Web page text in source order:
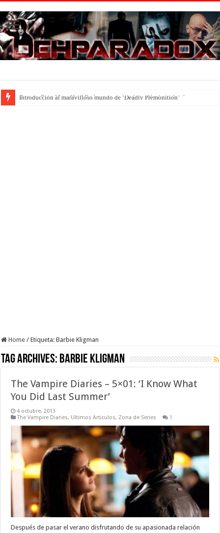
Introducción al maravilloso mundo de ‘Deadly Premonition’
Home / Etiqueta:Barbie Kligman
Tag Archives: Barbie Kligman
The Vampire Diaries – 5×01: ‘I Know What
You Did Last Summer’
4 octubre, 2013
The Vampire Diaries, Ultimos Articulos, Zona de Series 1
Después de pasar el verano disfrutando de su apasionada relación